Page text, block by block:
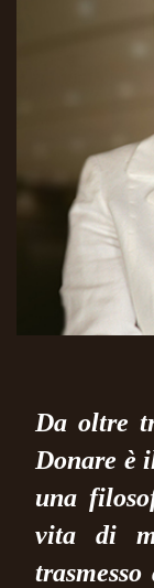
Da oltre
Donare è
una
vita di